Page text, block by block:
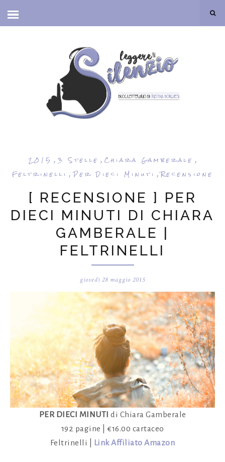
2015 , 3 Stelle , Chiara Gamberale ,
Feltrinelli ,Per Dieci Minuti ,Recensione
[ RECENSIONE ] PER
DIECI MINUTI DI CHIARA
GAMBERALE |
FELTRINELLI
giovedì 28 maggio 2015
PER DIECI MINUTI di Chiara Gamberale
192 pagine | €16.00 cartaceo
Feltrinelli |
Link Affiliato Amazon